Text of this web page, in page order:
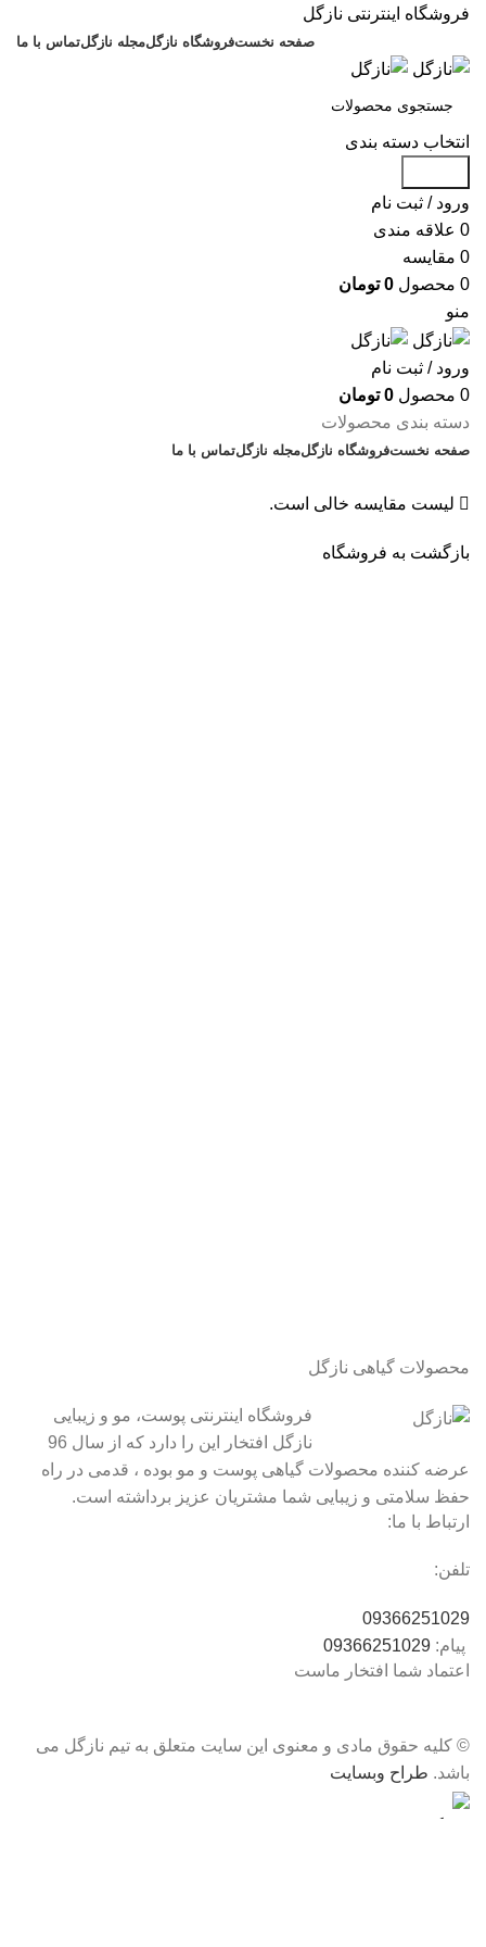
فروشگاه اینترنتی نازگل
صفحه نخستفروشگاه نازگلمجله نازگلتماس با ما
انتخاب دسته بندی
ورود / ثبت نام
0 علاقه مندی
0 مقایسه
0 محصول 0 تومان
منو
ورود / ثبت نام
0 محصول 0 تومان
دسته بندی محصولات
صفحه نخستفروشگاه نازگلمجله نازگلتماس با ما
لیست مقایسه خالی است.
بازگشت به فروشگاه
محصولات گیاهی نازگل
فروشگاه اینترنتی پوست، مو و زیبایی
نازگل افتخار این را دارد که از سال 96
عرضه کننده محصولات گیاهی پوست و مو بوده ، قدمی در راه
حفظ سلامتی و زیبایی شما مشتریان عزیز برداشته است.
ارتباط با ما:
تلفن:
09366251029
پیام: 09366251029
اعتماد شما افتخار ماست
© کلیه حقوق مادی و معنوی این سایت متعلق به تیم نازگل می
باشد. طراح وبسایت